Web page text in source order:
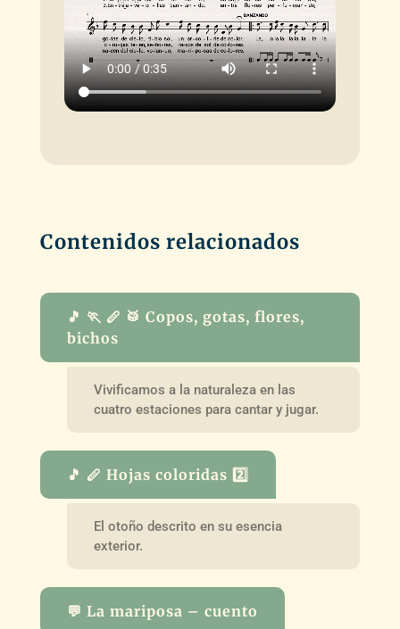
Contenidos relacionados
🎵 🏃 🪈 🥁 Copos, gotas, flores,
bichos
Vivificamos a la naturaleza en las
cuatro estaciones para cantar y jugar.
🎵 🪈 Hojas coloridas 2️⃣
El otoño descrito en su esencia
exterior.
💬 La mariposa – cuento